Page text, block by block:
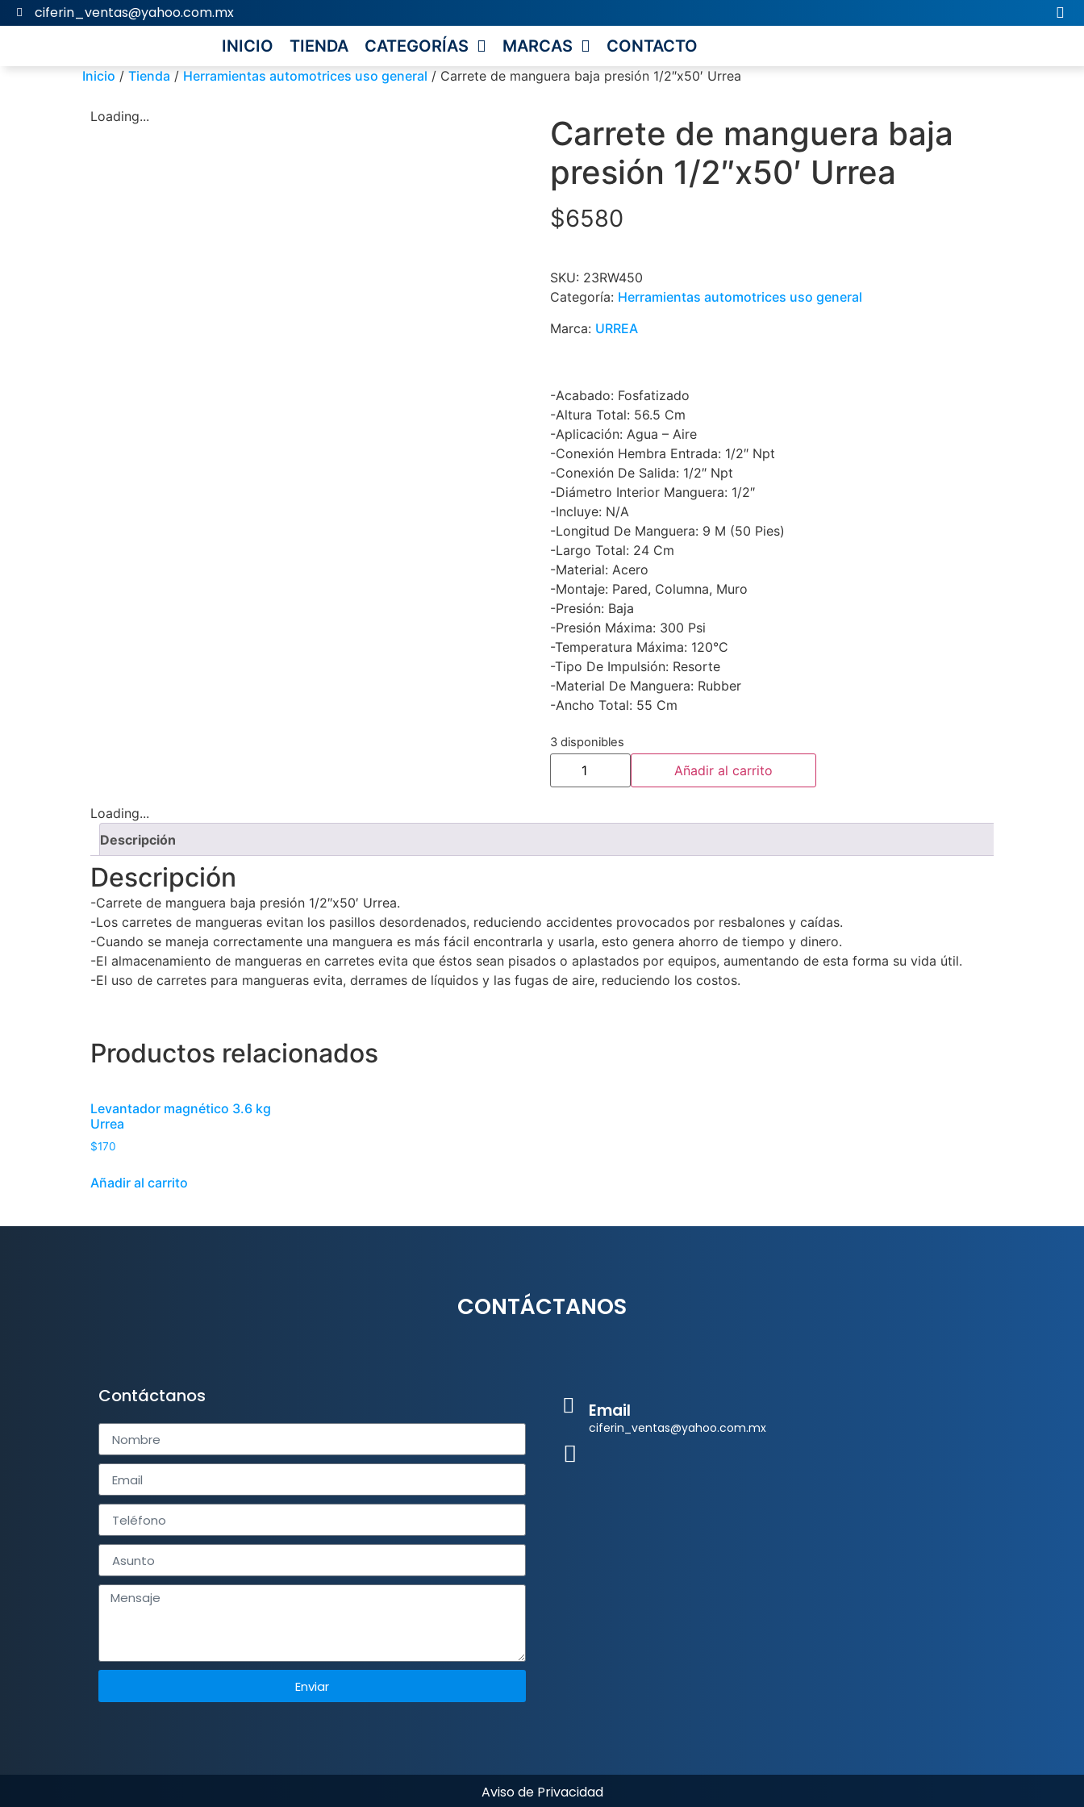
ciferin_ventas@yahoo.com.mx
INICIO TIENDA CATEGORÍAS MARCAS CONTACTO
Inicio / Tienda / Herramientas automotrices uso general / Carrete de manguera baja presión 1/2″x50′ Urrea
Loading...
Carrete de manguera baja
presión 1/2″x50′ Urrea
$6580
SKU: 23RW450
Categoría: Herramientas automotrices uso general
Marca: URREA
-Acabado: Fosfatizado
-Altura Total: 56.5 Cm
-Aplicación: Agua – Aire
-Conexión Hembra Entrada: 1/2″ Npt
-Conexión De Salida: 1/2″ Npt
-Diámetro Interior Manguera: 1/2″
-Incluye: N/A
-Longitud De Manguera: 9 M (50 Pies)
-Largo Total: 24 Cm
-Material: Acero
-Montaje: Pared, Columna, Muro
-Presión: Baja
-Presión Máxima: 300 Psi
-Temperatura Máxima: 120°C
-Tipo De Impulsión: Resorte
-Material De Manguera: Rubber
-Ancho Total: 55 Cm
3 disponibles
Añadir al carrito
Loading...
Descripción
Descripción
-Carrete de manguera baja presión 1/2″x50′ Urrea.
-Los carretes de mangueras evitan los pasillos desordenados, reduciendo accidentes provocados por resbalones y caídas.
-Cuando se maneja correctamente una manguera es más fácil encontrarla y usarla, esto genera ahorro de tiempo y dinero.
-El almacenamiento de mangueras en carretes evita que éstos sean pisados o aplastados por equipos, aumentando de esta forma su vida útil.
-El uso de carretes para mangueras evita, derrames de líquidos y las fugas de aire, reduciendo los costos.
Productos relacionados
Levantador magnético 3.6 kg
Urrea
$170
Añadir al carrito
CONTÁCTANOS
Contáctanos
Enviar
Email
ciferin_ventas@yahoo.com.mx
Aviso de Privacidad